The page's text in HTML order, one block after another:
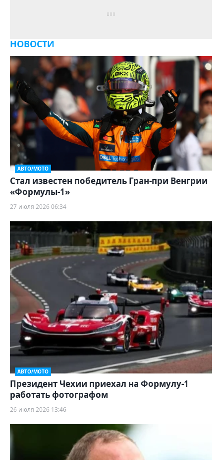
НОВОСТИ
АВТО/МОТО
Стал известен победитель Гран-при Венгрии
«Формулы‑1»
27 июля 2026 06:34
АВТО/МОТО
Президент Чехии приехал на Формулу-1
работать фотографом
26 июля 2026 13:46